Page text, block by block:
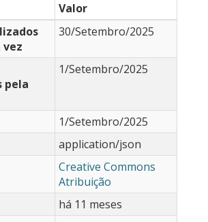
Valor
30/Setembro/2025
pela
1/Setembro/2025
1/Setembro/2025
application/json
Creative Commons
Atribuição
há 11 meses